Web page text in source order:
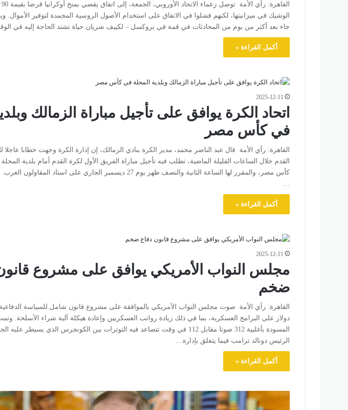
الوشيك في ميزانيتها، لكنهم فشلوا في الاتفاق على استخدام الأصول الروسية المجمدة لتوفير الأموال.
جاء بعد أكثر من يوم من المحادثات في قمة في بروكسل – لكييف شريان حياة تشتد الحاجة إليه في
أكمل القراءة »
2025-12-11
اتحاد الكرة يوافق على تأجيل مباراة الزمالك
في كأس مصر
القاهرة: رأي الأمة قال عبد الناصر محمد، مدير الكرة بنادي الزمالك، إن إدارة الكرة وجهت خطابا عاجلا
كأس مصر، والمقرر لها الساعة الثانية والنصف ظهر يوم 27 ديسمبر الجاري على
…
أكمل القراءة »
2025-12-11
مجلس النواب الأمريكي يوافق على مشروع
ضخم
دولار على البرامج العسكرية، بما في ذلك زيادة رواتب العسكريين وإعادة هيكلة آلية شراء الأسلحة.
المسودة بأغلبية 312 صوتا مقابل 112 في وقت تتصاعد فيه التوترات بين الكونجرس الذي يسيطر
الرئيس دونالد ترامب فيما يتعلق بإدارة…
أكمل القراءة »